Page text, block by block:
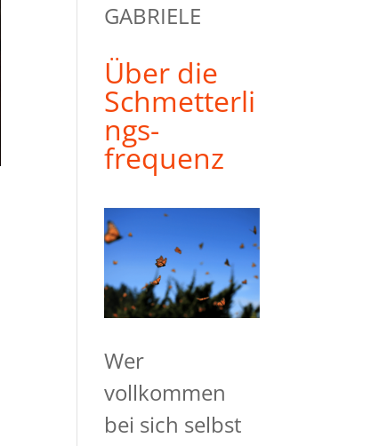
GABRIELE
Über die
Schmetterli
ngs-
frequenz
Wer
vollkommen
bei sich selbst